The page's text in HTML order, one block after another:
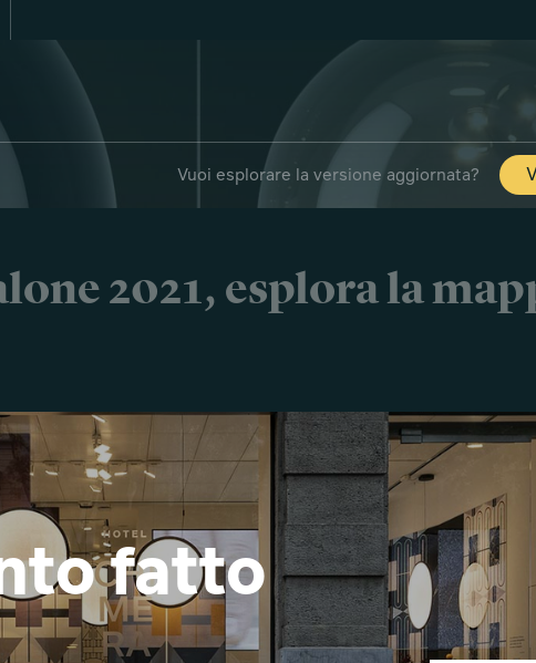
Vuoi esplorare la versione aggiornata?
2021, esplora la
fatto